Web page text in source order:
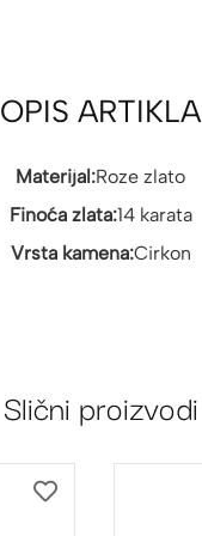
OPIS ARTIKLA
Materijal:Roze zlato
Finoća zlata:14 karata
Vrsta kamena:Cirkon
Slični proizvodi